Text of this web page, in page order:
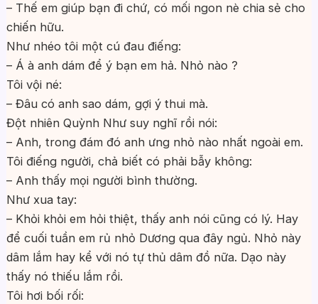
– Thế em giúp bạn đi chứ, có mối ngon nè chia sẻ cho
chiến hữu.
Như nhéo tôi một cú đau điếng:
– Á à anh dám để ý bạn em hả. Nhỏ nào ?
Tôi vội né:
– Đâu có anh sao dám, gợi ý thui mà.
Đột nhiên Quỳnh Như suy nghĩ rồi nói:
– Anh, trong đám đó anh ưng nhỏ nào nhất ngoài em.
Tôi điếng người, chả biết có phải bẫy không:
– Anh thấy mọi người bình thường.
Như xua tay:
– Khỏi khỏi em hỏi thiệt, thấy anh nói cũng có lý. Hay
để cuối tuần em rủ nhỏ Dương qua đây ngủ. Nhỏ này
dâm lắm hay kể với nó tự thủ dâm đồ nữa. Dạo này
thấy nó thiếu lắm rồi.
Tôi hơi bối rối: